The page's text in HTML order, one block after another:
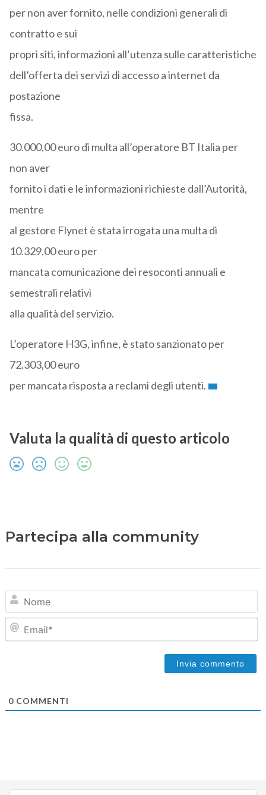
per non aver fornito, nelle condizioni generali di
contratto e sui
propri siti, informazioni all’utenza sulle caratteristiche
dell’offerta dei servizi di accesso a internet da
postazione
fissa.
30.000,00 euro di multa all’operatore BT Italia per
non aver
fornito i dati e le informazioni richieste dall’Autorità,
mentre
al gestore Flynet è stata irrogata una multa di
10.329,00 euro per
mancata comunicazione dei resoconti annuali e
semestrali relativi
alla qualità del servizio.
L’operatore H3G, infine, è stato sanzionato per
72.303,00 euro
per mancata risposta a reclami degli utenti.
Valuta la qualità di questo articolo
Partecipa alla community
0COMMENTI